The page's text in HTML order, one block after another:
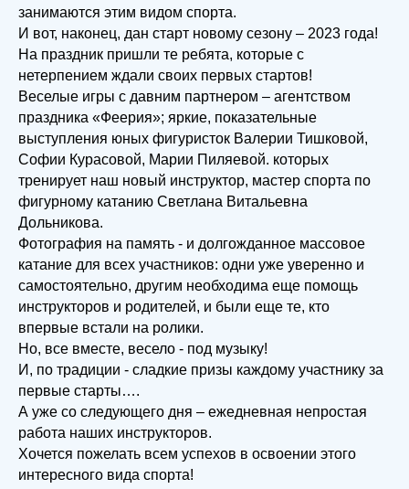
занимаются этим видом спорта.
И вот, наконец, дан старт новому сезону – 2023 года!
На праздник пришли те ребята, которые с
нетерпением ждали своих первых стартов!
Веселые игры с давним партнером – агентством
праздника «Феерия»; яркие, показательные
выступления юных фигуристок Валерии Тишковой,
Софии Курасовой, Марии Пиляевой. которых
тренирует наш новый инструктор, мастер спорта по
фигурному катанию Светлана Витальевна
Дольникова.
Фотография на память - и долгожданное массовое
катание для всех участников: одни уже уверенно и
самостоятельно, другим необходима еще помощь
инструкторов и родителей, и были еще те, кто
впервые встали на ролики.
Но, все вместе, весело - под музыку!
И, по традиции - сладкие призы каждому участнику за
первые старты….
А уже со следующего дня – ежедневная непростая
работа наших инструкторов.
Хочется пожелать всем успехов в освоении этого
интересного вида спорта!